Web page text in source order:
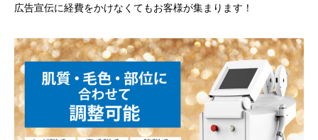
広告宣伝に経費をかけなくてもお客様が集まります！